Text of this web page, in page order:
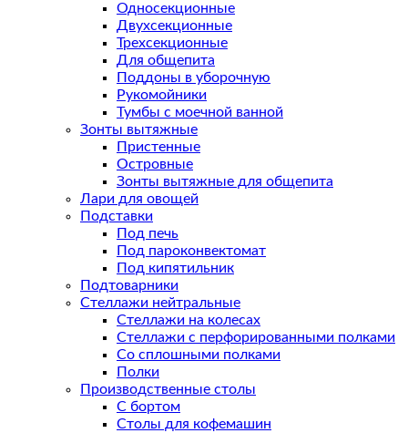
Односекционные
Двухсекционные
Трехсекционные
Для общепита
Поддоны в уборочную
Рукомойники
Тумбы с моечной ванной
Зонты вытяжные
Пристенные
Островные
Зонты вытяжные для общепита
Лари для овощей
Подставки
Под печь
Под пароконвектомат
Под кипятильник
Подтоварники
Стеллажи нейтральные
Стеллажи на колесах
Стеллажи с перфорированными полками
Со сплошными полками
Полки
Производственные столы
С бортом
Столы для кофемашин